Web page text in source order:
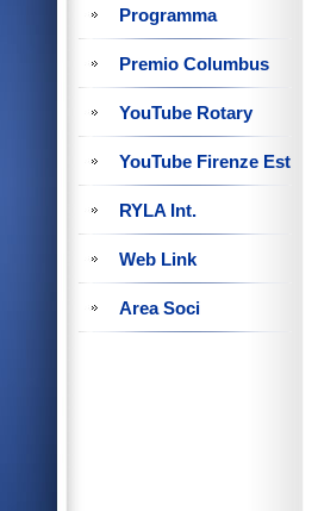
Programma
Premio Columbus
YouTube Rotary
YouTube Firenze Est
RYLA Int.
Web Link
Area Soci